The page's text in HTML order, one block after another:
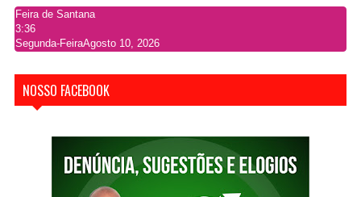
Feira de Santana
3:36
Segunda-FeiraAgosto 10, 2026
NOSSO FACEBOOK